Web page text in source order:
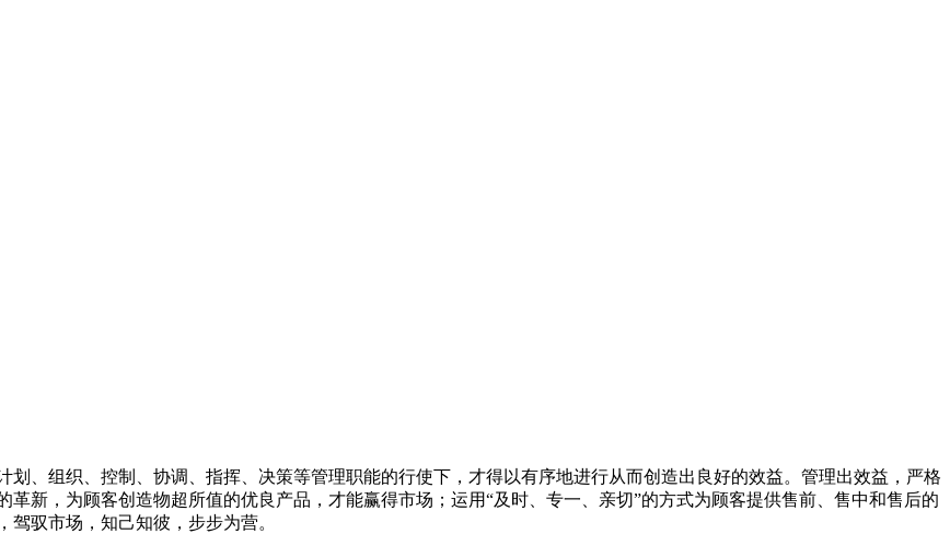
、组织、控制、协调、指挥、决策等管理职能的行使下，才得以有序地进行从而创造出良好的效益。管理出效益，严格
新，为顾客创造物超所值的优良产品，才能赢得市场；运用“及时、专一、亲切”的方式为顾客提供售前、售中和售后的
驭市场，知己知彼，步步为营。